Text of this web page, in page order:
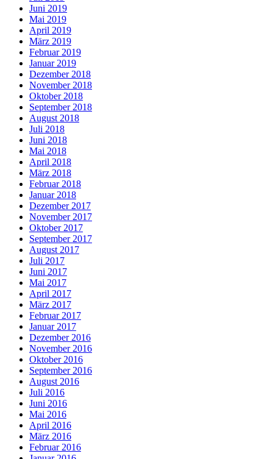
Juni 2019
Mai 2019
April 2019
März 2019
Februar 2019
Januar 2019
Dezember 2018
November 2018
Oktober 2018
September 2018
August 2018
Juli 2018
Juni 2018
Mai 2018
April 2018
März 2018
Februar 2018
Januar 2018
Dezember 2017
November 2017
Oktober 2017
September 2017
August 2017
Juli 2017
Juni 2017
Mai 2017
April 2017
März 2017
Februar 2017
Januar 2017
Dezember 2016
November 2016
Oktober 2016
September 2016
August 2016
Juli 2016
Juni 2016
Mai 2016
April 2016
März 2016
Februar 2016